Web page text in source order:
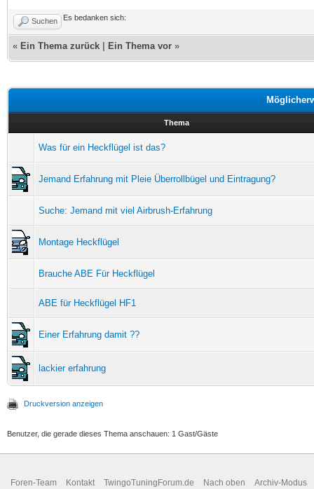
Suchen Es bedanken sich:
« Ein Thema zurück Ein Thema vor »
Thema
Was für ein Heckflügel ist das?
Jemand Erfahrung mit Pleie Überrollbügel und Eintragung?
Suche: Jemand mit viel Airbrush-Erfahrung
Montage Heckflügel
Brauche ABE Für Heckflügel
ABE für Heckflügel HF1
Einer Erfahrung damit ??
lackier erfahrung
Druckversion anzeigen
Benutzer, die gerade dieses Thema anschauen: 1 Gast/Gäste
Foren-Team Kontakt TwingoTuningForum.de Nach oben Archiv-Modus